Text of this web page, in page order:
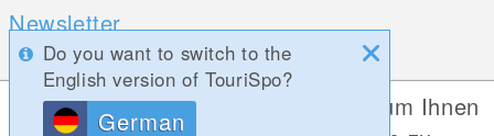
Newsletter
Umfragen
Mobile Apps Social Web
Do you want to switch to the
English version of TouriSpo?
German
Diese Website verwendet Cookies, um Ihnen